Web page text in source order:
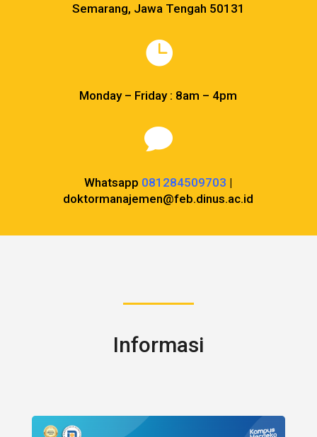
Semarang, Jawa Tengah 50131

Monday – Friday : 8am – 4pm

Whatsapp 081284509703 |
doktormanajemen@feb.dinus.ac.id
Informasi